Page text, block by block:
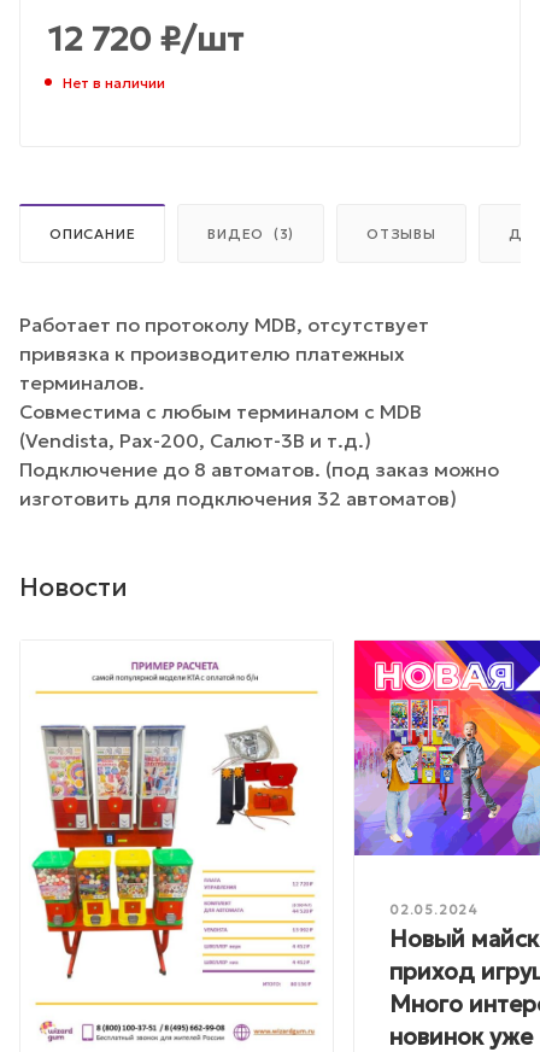
12 720 ₽/шт
Нет в наличии
ОПИСАНИЕ ВИДЕО (3) ОТЗЫВЫ
Работает по протоколу MDB, отсутствует
привязка к производителю платежных
терминалов.
Совместима с любым терминалом с MDB
(Vendista, Pax-200, Салют-3В и т.д.)
Подключение до 8 автоматов. (под заказ можно
изготовить для подключения 32 автоматов)
Новости
02.05.2024
Новый
приход
Много
новинок уже